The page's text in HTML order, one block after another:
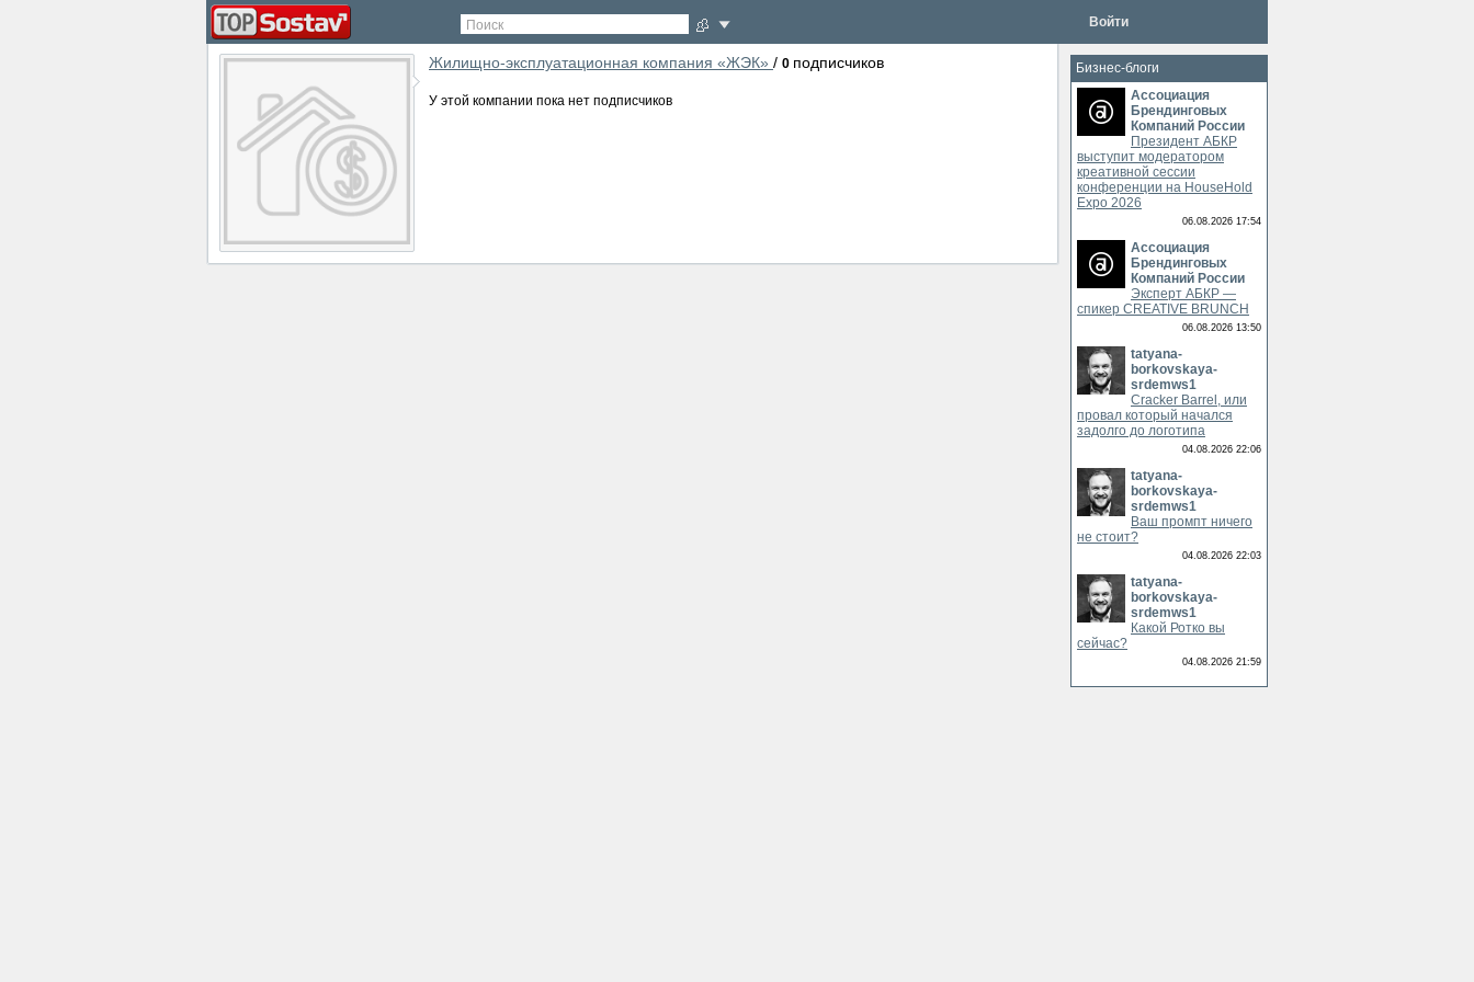
Поиск Войти
Жилищно-эксплуатационная компания «ЖЭК» / 0 подписчиков
У этой компании пока нет подписчиков
Бизнес-блоги
Ассоциация
Брендинговых
Компаний России
Президент АБКР
выступит модератором
креативной сессии
конференции на HouseHold
Expo 2026
06.08.2026 17:54
Ассоциация
Брендинговых
Компаний России
Эксперт АБКР —
спикер CREATIVE BRUNCH
06.08.2026 13:50
tatyana-
borkovskaya-
srdemws1
Cracker Barrel, или
провал который начался
задолго до логотипа
04.08.2026 22:06
tatyana-
borkovskaya-
srdemws1
Ваш промпт ничего
не стоит?
04.08.2026 22:03
tatyana-
borkovskaya-
srdemws1
Какой Ротко вы
сейчас?
04.08.2026 21:59